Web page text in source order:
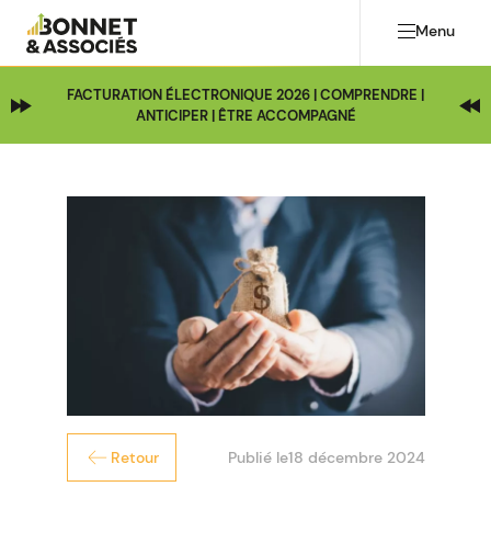
Menu
FACTURATION ÉLECTRONIQUE 2026 | COMPRENDRE |
ANTICIPER | ÊTRE ACCOMPAGNÉ
Retour Publié le18 décembre 2024